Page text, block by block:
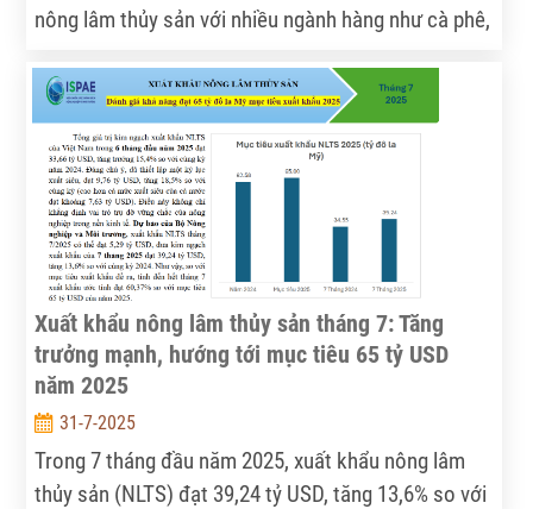
nông lâm thủy sản với nhiều ngành hàng như cà phê,
rau quả vẫn gặp khó khăn. Dự báo triển vọng tích
cực cho các tháng cuối năm nhờ chính sách hỗ trợ
và nhu cầu quốc tế phục hồi.
Xuất khẩu nông lâm thủy sản tháng 7: Tăng
trưởng mạnh, hướng tới mục tiêu 65 tỷ USD
năm 2025
31-7-2025
Trong 7 tháng đầu năm 2025, xuất khẩu nông lâm
thủy sản (NLTS) đạt 39,24 tỷ USD, tăng 13,6% so với